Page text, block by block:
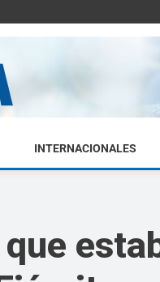
INTERNACIONALES